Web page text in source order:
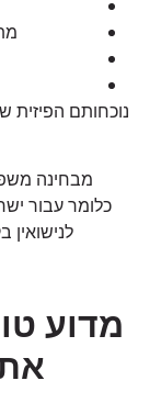
נוכחותם הפיזית
מבחינה
כלומר עבור
לנישואין
מדוע